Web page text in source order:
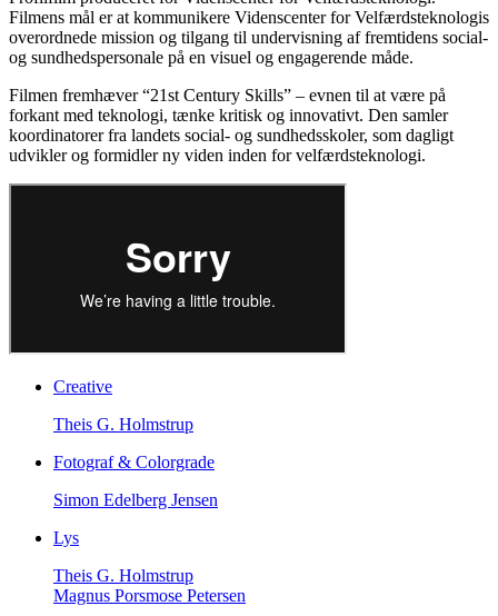
Filmens mål er at kommunikere Videnscenter for Velfærdsteknologis
overordnede mission og tilgang til undervisning af fremtidens social-
og sundhedspersonale på en visuel og engagerende måde.
Filmen fremhæver “21st Century Skills” – evnen til at være på
forkant med teknologi, tænke kritisk og innovativt. Den samler
koordinatorer fra landets social- og sundhedsskoler, som dagligt
udvikler og formidler ny viden inden for velfærdsteknologi.
Creative
Theis G. Holmstrup
Fotograf & Colorgrade
Simon Edelberg Jensen
Lys
Theis G. Holmstrup
Magnus Porsmose Petersen